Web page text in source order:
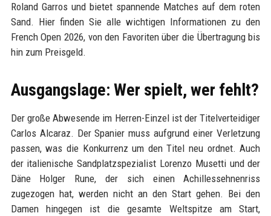
Roland Garros und bietet spannende Matches auf dem roten
Sand. Hier finden Sie alle wichtigen Informationen zu den
French Open 2026, von den Favoriten über die Übertragung bis
hin zum Preisgeld.
Ausgangslage: Wer spielt, wer fehlt?
Der große Abwesende im Herren-Einzel ist der Titelverteidiger
Carlos Alcaraz. Der Spanier muss aufgrund einer Verletzung
passen, was die Konkurrenz um den Titel neu ordnet. Auch
der italienische Sandplatzspezialist Lorenzo Musetti und der
Däne Holger Rune, der sich einen Achillessehnenriss
zugezogen hat, werden nicht an den Start gehen. Bei den
Damen hingegen ist die gesamte Weltspitze am Start,